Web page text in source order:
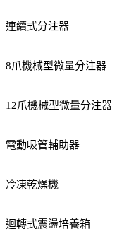
連續式分注器
8爪機械型微量分注器
12爪機械型微量分注器
電動吸管輔助器
冷凍乾燥機
迴轉式震盪培養箱